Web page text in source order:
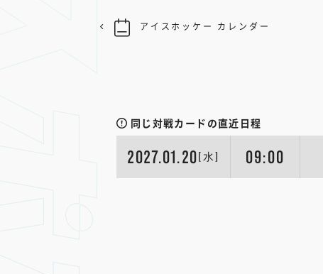
同じ対戦カードの直近日程
2027.01.20 [水] 09:00
アイスホッケー カレンダー